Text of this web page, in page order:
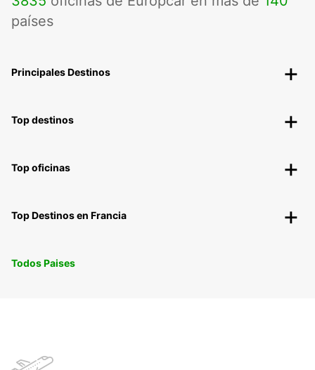
países
Principales Destinos
Top destinos
Top oficinas
Top Destinos en Francia
Todos Paises